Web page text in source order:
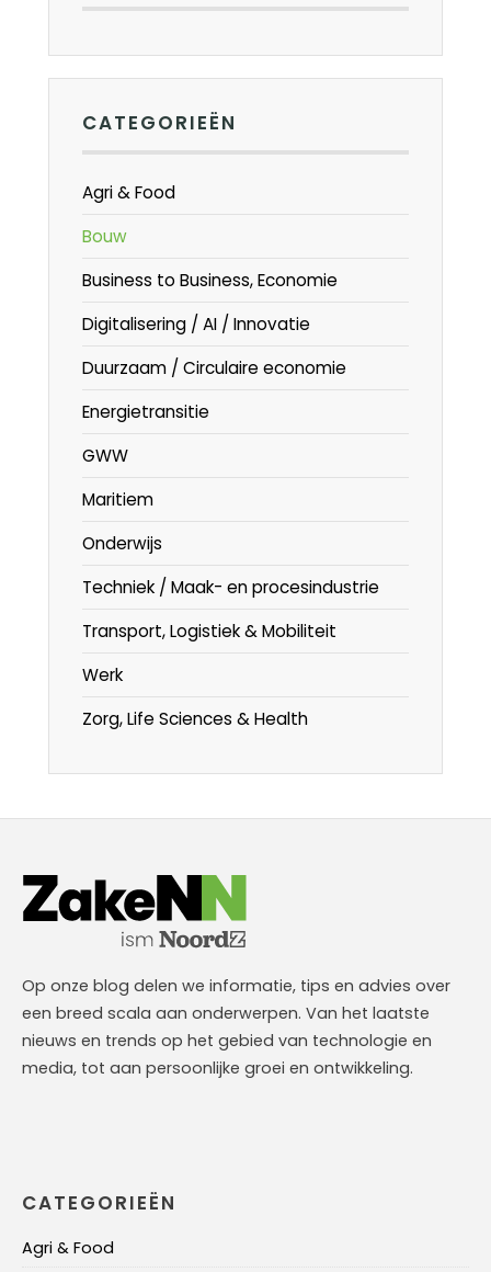
CATEGORIEËN
Agri & Food
Bouw
Business to Business, Economie
Digitalisering / AI / Innovatie
Duurzaam / Circulaire economie
Energietransitie
GWW
Maritiem
Onderwijs
Techniek / Maak- en procesindustrie
Transport, Logistiek & Mobiliteit
Werk
Zorg, Life Sciences & Health
Op onze blog delen we informatie, tips en advies over
een breed scala aan onderwerpen. Van het laatste
nieuws en trends op het gebied van technologie en
media, tot aan persoonlijke groei en ontwikkeling.
CATEGORIEËN
Agri & Food